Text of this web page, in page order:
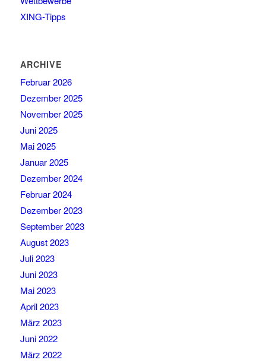
XING-Tipps
ARCHIVE
Februar 2026
Dezember 2025
November 2025
Juni 2025
Mai 2025
Januar 2025
Dezember 2024
Februar 2024
Dezember 2023
September 2023
August 2023
Juli 2023
Juni 2023
Mai 2023
April 2023
März 2023
Juni 2022
März 2022